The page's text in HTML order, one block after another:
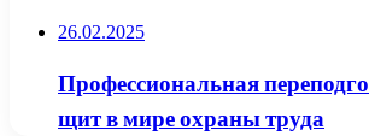
26.02.2025
Профессиональная
щит в мире охраны труда